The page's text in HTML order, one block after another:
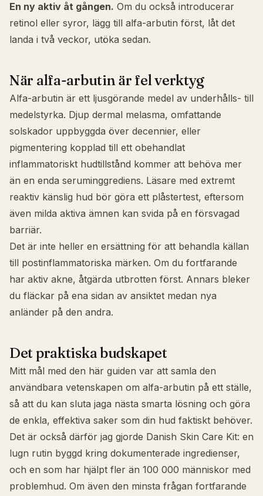
En ny aktiv åt gången. Om du också introducerar
retinol eller syror, lägg till alfa-arbutin först, låt det
landa i två veckor, utöka sedan.
När alfa-arbutin är fel verktyg
Alfa-arbutin är ett ljusgörande medel av underhålls- till
medelstyrka. Djup dermal melasma, omfattande
solskador uppbyggda över decennier, eller
pigmentering kopplad till ett obehandlat
inflammatoriskt hudtillstånd kommer att behöva mer
än en enda seruminggrediens. Läsare med extremt
reaktiv känslig hud bör göra ett plåstertest, eftersom
även milda aktiva ämnen kan svida på en försvagad
barriär.
Det är inte heller en ersättning för att behandla källan
till postinflammatoriska märken. Om du fortfarande
har aktiv akne, åtgärda utbrotten först. Annars bleker
du fläckar på ena sidan av ansiktet medan nya
anländer på den andra.
Det praktiska budskapet
Mitt mål med den här guiden var att samla den
användbara vetenskapen om alfa-arbutin på ett ställe,
så att du kan sluta jaga nästa smarta lösning och göra
de enkla, effektiva saker som din hud faktiskt behöver.
Det är också därför jag gjorde Danish Skin Care Kit: en
lugn rutin byggd kring dokumenterade ingredienser,
och en som har hjälpt fler än 100 000 människor med
problemhud. Om även den minsta frågan fortfarande